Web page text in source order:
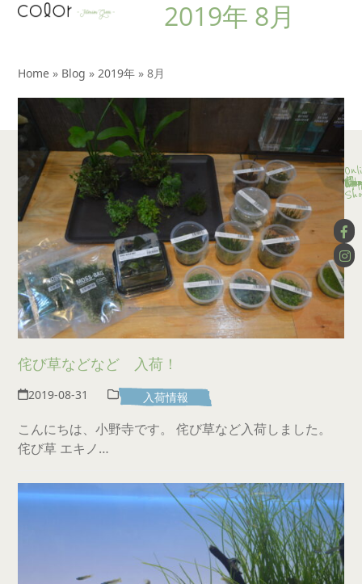
SkipOpen
menu
Close
menu
2019年 8月
Home » Blog »2019年 »8月
侘び草などなど 入荷！
2019-08-31 入荷情報
こんにちは、小野寺です。 侘び草など入荷しました。
侘び草 エキノ…
App